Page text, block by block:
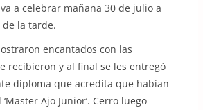
a celebrar mañana 30 de julio a
la tarde.
encantados con las
recibieron y al final se les entregó
diploma que acredita que habían
Ajo Junior’. Cerro luego